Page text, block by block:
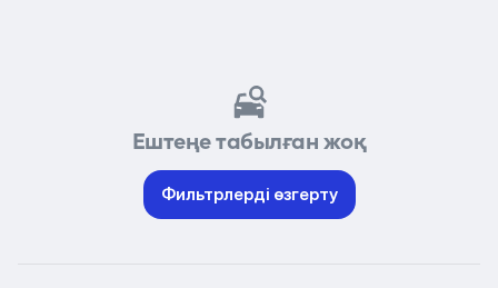
Ештеңе табылған жоқ
Фильтрлерді өзгерту